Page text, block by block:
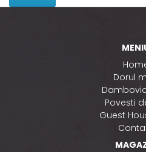
Dorul
Povesti
Guest